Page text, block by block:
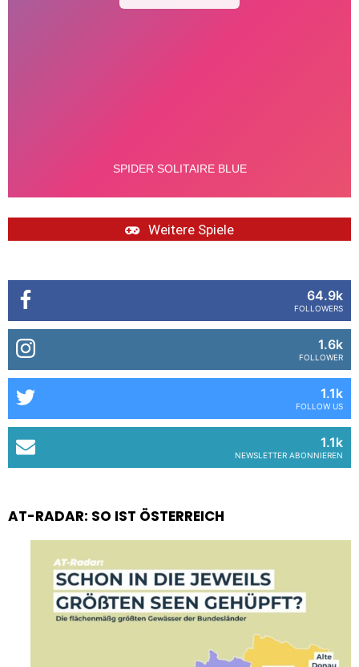
Weitere Spiele
64.9k
FOLLOWERS
1.6k
FOLLOWER
1.1k
FOLLOW US
1.1k
NEWSLETTER ABONNIEREN
AT-RADAR: SO IST ÖSTERREICH